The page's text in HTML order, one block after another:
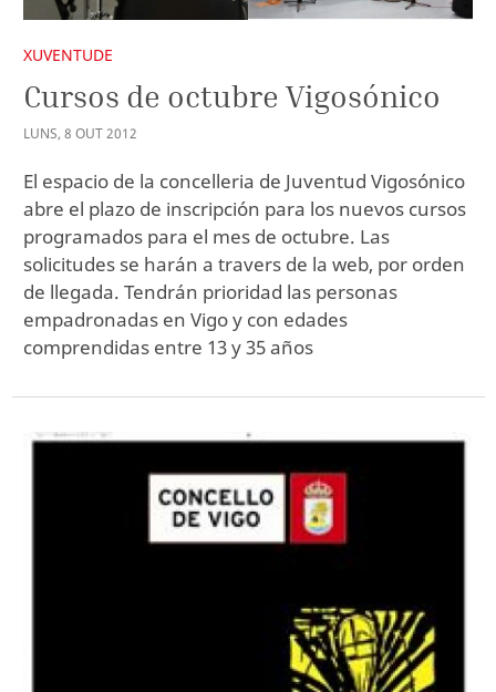
XUVENTUDE
Cursos de octubre Vigosónico
LUNS, 8 OUT2012
El espacio de la concelleria de Juventud Vigosónico
abre el plazo de inscripción para los nuevos cursos
programados para el mes de octubre. Las
solicitudes se harán a travers de la web, por orden
de llegada. Tendrán prioridad las personas
empadronadas en Vigo y con edades
comprendidas entre 13 y 35 años